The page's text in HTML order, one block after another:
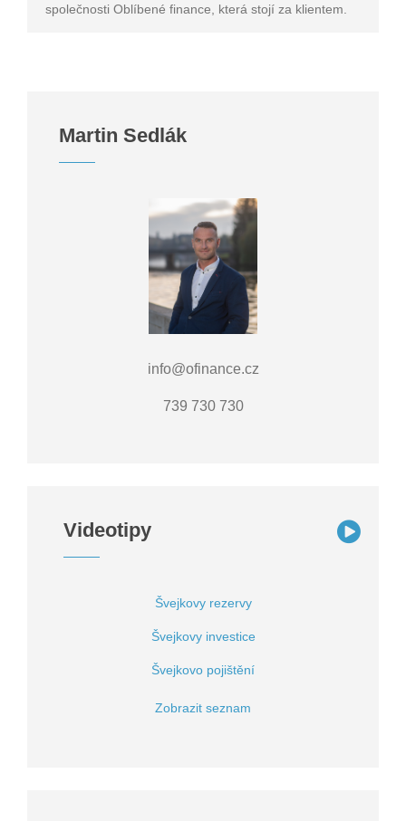
společnosti Oblíbené finance, která stojí za klientem.
Martin Sedlák
info@ofinance.cz
739 730 730
Videotipy
Švejkovy rezervy
Švejkovy investice
Švejkovo pojištění
Zobrazit seznam